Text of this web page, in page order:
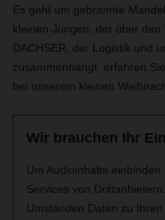
Es geht um gebrannte
kleinen Jungen, der über
DACHSER, der Logistik und
zusammenhängt, erfahren
bei unserem kleinen
Wir brauchen Ihr
Um Audioinhalte
Services von
Umständen Daten zu